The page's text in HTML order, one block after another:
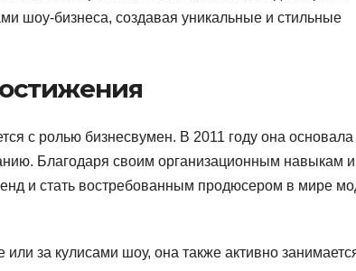
шоу-бизнеса, создавая уникальные и стильные
с ролью бизнесвумен. В 2011 году она основала
Благодаря своим организационным навыкам и
и стать востребованным продюсером в мире
за кулисами шоу, она также активно